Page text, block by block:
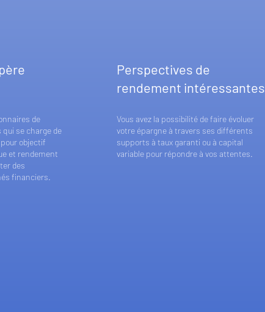
de
se charge de
objectif
et rendement
des
financiers.
Perspectives de
rendement intéressantes
Vous avez la possibilité de faire évoluer
votre épargne à travers ses différents
supports à taux garanti ou à capital
variable pour répondre à vos attentes.